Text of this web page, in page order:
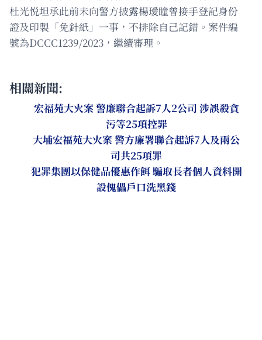
杜光悦坦承此前未向警方披露楊璦瞳曾接手登記身份
證及印製「免針紙」一事，不排除自己記錯。案件編
號為DCCC1239/2023，繼續審理。
相關新聞:
宏福苑大火案 警廉聯合起訴7人2公司 涉誤殺貪
污等25項控罪
大埔宏福苑大火案 警方廉署聯合起訴7人及兩公
司共25項罪
犯罪集團以保健品優惠作餌 騙取長者個人資料開
設傀儡戶口洗黑錢